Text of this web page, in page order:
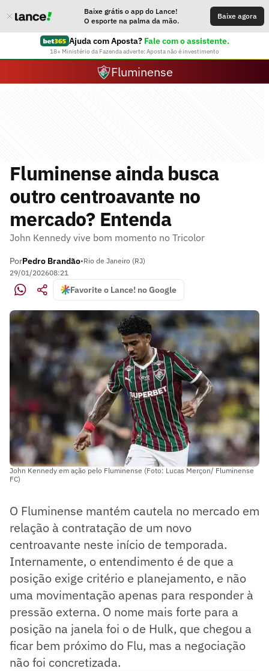
Baixe grátis o app do Lance!
O esporte na palma da mão.
Baixe agora
Ajuda com Aposta? Fale com o assistente.
18+ Ministério da Fazenda adverte: Aposta não é investimento
Fluminense
Fluminense ainda busca
outro centroavante no
mercado? Entenda
John Kennedy vive bom momento no Tricolor
PorPedro Brandão•Rio de Janeiro (RJ)
29/01/202608:21
Favorite o Lance! no Google
John Kennedy em ação pelo Fluminense (Foto: Lucas Merçon/ Fluminense
FC)
O Fluminense mantém cautela no mercado em
relação à contratação de um novo
centroavante neste início de temporada.
Internamente, o entendimento é de que a
posição exige critério e planejamento, e não
uma movimentação apenas para responder à
pressão externa. O nome mais forte para a
posição na janela foi o de Hulk, que chegou a
ficar bem próximo do Flu, mas a negociação
não foi concretizada.